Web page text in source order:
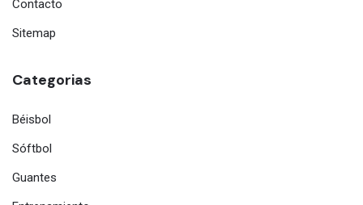
Contacto
Sitemap
Categorias
Béisbol
Sóftbol
Guantes